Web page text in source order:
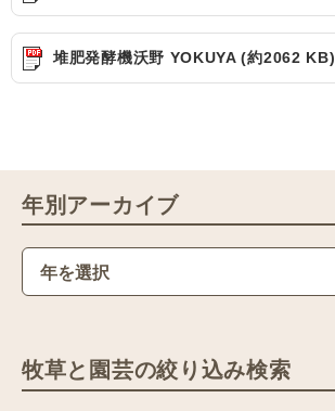
堆肥発酵機沃野 YOKUYA (約2062 KB)
年別アーカイブ
牧草と園芸の絞り込み検索